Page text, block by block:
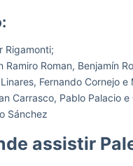
Rigamonti;
Ramiro Roman, Benjamín
Fernando Cornejo e
Carrasco, Pablo Palacio e
Sánchez
assistir